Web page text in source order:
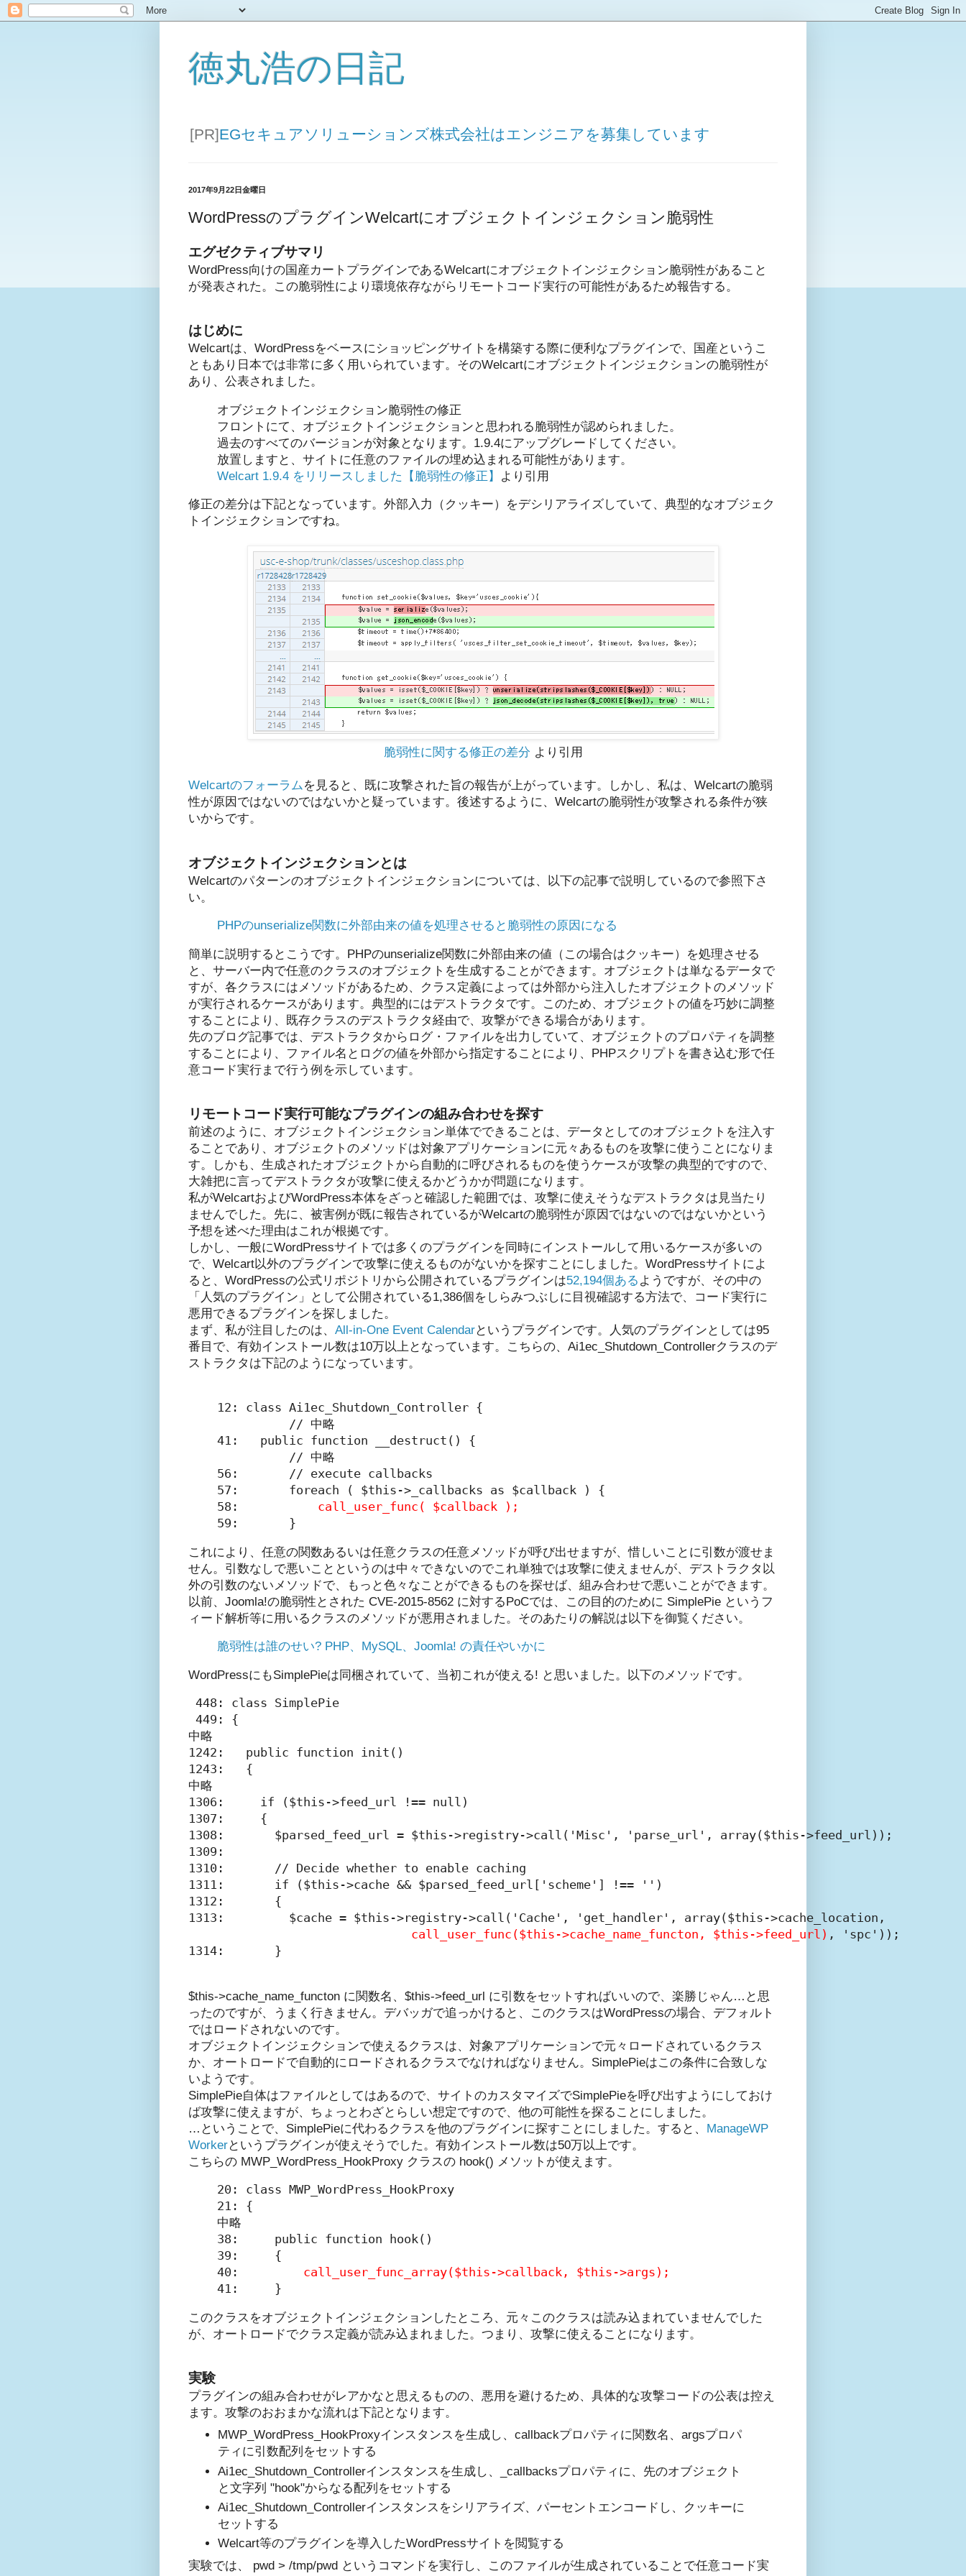
徳丸浩の日記
[PR]EGセキュアソリューションズ株式会社はエンジニアを募集しています
2017年9月22日金曜日
WordPressのプラグインWelcartにオブジェクトインジェクション脆弱性
エグゼクティブサマリ
WordPress向けの国産カートプラグインであるWelcartにオブジェクトインジェクション脆弱性があること
が発表された。この脆弱性により環境依存ながらリモートコード実行の可能性があるため報告する。
はじめに
Welcartは、WordPressをベースにショッピングサイトを構築する際に便利なプラグインで、国産というこ
ともあり日本では非常に多く用いられています。そのWelcartにオブジェクトインジェクションの脆弱性が
あり、公表されました。
オブジェクトインジェクション脆弱性の修正
フロントにて、オブジェクトインジェクションと思われる脆弱性が認められました。
過去のすべてのバージョンが対象となります。1.9.4にアップグレードしてください。
放置しますと、サイトに任意のファイルの埋め込まれる可能性があります。
Welcart 1.9.4 をリリースしました【脆弱性の修正】
より引用
修正の差分は下記となっています。外部入力（クッキー）をデシリアライズしていて、典型的なオブジェク
トインジェクションですね。
脆弱性に関する修正の差分 より引用
Welcartのフォーラム を見ると、既に攻撃された旨の報告が上がっています。しかし、私は、Welcartの脆弱
性が原因ではないのではないかと疑っています。後述するように、Welcartの脆弱性が攻撃される条件が狭
いからです。
オブジェクトインジェクションとは
Welcartのパターンのオブジェクトインジェクションについては、以下の記事で説明しているので参照下さ
い。
PHPのunserialize関数に外部由来の値を処理させると脆弱性の原因になる
簡単に説明するとこうです。PHPのunserialize関数に外部由来の値（この場合はクッキー）を処理させる
と、サーバー内で任意のクラスのオブジェクトを生成することができます。オブジェクトは単なるデータで
すが、各クラスにはメソッドがあるため、クラス定義によっては外部から注入したオブジェクトのメソッド
が実行されるケースがあります。典型的にはデストラクタです。このため、オブジェクトの値を巧妙に調整
することにより、既存クラスのデストラクタ経由で、攻撃ができる場合があります。
先のブログ記事では、デストラクタからログ・ファイルを出力していて、オブジェクトのプロパティを調整
することにより、ファイル名とログの値を外部から指定することにより、PHPスクリプトを書き込む形で任
意コード実行まで行う例を示しています。
リモートコード実行可能なプラグインの組み合わせを探す
前述のように、オブジェクトインジェクション単体でできることは、データとしてのオブジェクトを注入す
ることであり、オブジェクトのメソッドは対象アプリケーションに元々あるものを攻撃に使うことになりま
す。しかも、生成されたオブジェクトから自動的に呼びされるものを使うケースが攻撃の典型的ですので、
大雑把に言ってデストラクタが攻撃に使えるかどうかが問題になります。
私がWelcartおよびWordPress本体をざっと確認した範囲では、攻撃に使えそうなデストラクタは見当たり
ませんでした。先に、被害例が既に報告されているがWelcartの脆弱性が原因ではないのではないかという
予想を述べた理由はこれが根拠です。
しかし、一般にWordPressサイトでは多くのプラグインを同時にインストールして用いるケースが多いの
で、Welcart以外のプラグインで攻撃に使えるものがないかを探すことにしました。WordPressサイトによ
ると、WordPressの公式リポジトリから公開されているプラグインは52,194個ある ようですが、その中の
「人気のプラグイン」として公開されている1,386個をしらみつぶしに目視確認する方法で、コード実行に
悪用できるプラグインを探しました。
まず、私が注目したのは、 All-in-One Event Calendarというプラグインです。人気のプラグインとしては95
番目で、有効インストール数は10万以上となっています。こちらの、Ai1ec_Shutdown_Controllerクラスのデ
ストラクタは下記のようになっています。
12: class Ai1ec_Shutdown_Controller {
          // 中略
41:   public function __destruct() {
          // 中略
56:       // execute callbacks
57:       foreach ( $this->_callbacks as $callback ) {
58: call_user_func( $callback );
59:       }
これにより、任意の関数あるいは任意クラスの任意メソッドが呼び出せますが、惜しいことに引数が渡せま
せん。引数なしで悪いことというのは中々できないのでこれ単独では攻撃に使えませんが、デストラクタ以
外の引数のないメソッドで、もっと色々なことができるものを探せば、組み合わせで悪いことができます。
以前、Joomla!の脆弱性とされた CVE-2015-8562 に対するPoCでは、この目的のために SimplePie というフ
ィード解析等に用いるクラスのメソッドが悪用されました。そのあたりの解説は以下を御覧ください。
脆弱性は誰のせい? PHP、MySQL、Joomla! の責任やいかに
WordPressにもSimplePieは同梱されていて、当初これが使える! と思いました。以下のメソッドです。
448: class SimplePie
449: {
中略
1242:   public function init()
1243:   {
中略
1306:     if ($this->feed_url !== null)
1307:     {
1308:       $parsed_feed_url = $this->registry->call('Misc', 'parse_url', array($this->feed_url));
1309:
1310:       // Decide whether to enable caching
1311:       if ($this->cache && $parsed_feed_url['scheme'] !== '')
1312:       {
1313:         $cache = $this->registry->call('Cache', 'get_handler', array($this->cache_location,
call_user_func($this->cache_name_functon, $this->feed_url) , 'spc'));
1314:       }
$this->cache_name_functon に関数名、$this->feed_url に引数をセットすればいいので、楽勝じゃん…と思
ったのですが、うまく行きません。デバッガで追っかけると、このクラスはWordPressの場合、デフォルト
ではロードされないのです。
オブジェクトインジェクションで使えるクラスは、対象アプリケーションで元々ロードされているクラス
か、オートロードで自動的にロードされるクラスでなければなりません。SimplePieはこの条件に合致しな
いようです。
SimplePie自体はファイルとしてはあるので、サイトのカスタマイズでSimplePieを呼び出すようにしておけ
ば攻撃に使えますが、ちょっとわざとらしい想定ですので、他の可能性を探ることにしました。
…ということで、SimplePieに代わるクラスを他のプラグインに探すことにしました。すると、 ManageWP
Workerというプラグインが使えそうでした。有効インストール数は50万以上です。
こちらの MWP_WordPress_HookProxy クラスの hook() メソットが使えます。
20: class MWP_WordPress_HookProxy
21: {
中略
38:     public function hook()
39:     {
40: call_user_func_array($this->callback, $this->args);
41:     }
このクラスをオブジェクトインジェクションしたところ、元々このクラスは読み込まれていませんでした
が、オートロードでクラス定義が読み込まれました。つまり、攻撃に使えることになります。
実験
プラグインの組み合わせがレアかなと思えるものの、悪用を避けるため、具体的な攻撃コードの公表は控え
ます。攻撃のおおまかな流れは下記となります。
MWP_WordPress_HookProxyインスタンスを生成し、callbackプロパティに関数名、argsプロパ
ティに引数配列をセットする
Ai1ec_Shutdown_Controllerインスタンスを生成し、_callbacksプロパティに、先のオブジェクト
と文字列 "hook"からなる配列をセットする
Ai1ec_Shutdown_Controllerインスタンスをシリアライズ、パーセントエンコードし、クッキーに
セットする
Welcart等のプラグインを導入したWordPressサイトを閲覧する
実験では、 pwd > /tmp/pwd というコマンドを実行し、このファイルが生成されていることで任意コード実